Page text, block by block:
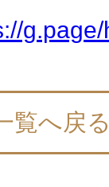
覧へ戻